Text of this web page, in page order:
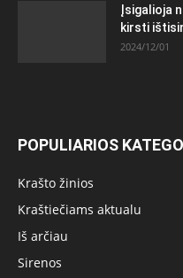
Įsigalioja
kirsti
2024/12/01
POPULIARIOS
Krašto žinios
Kraštiečiams aktualu
Iš arčiau
Sirenos